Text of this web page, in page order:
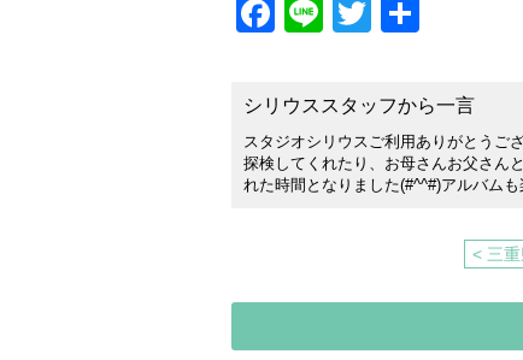
Facebook
LineTwitter
シリウススタッフから一言
スタジオシリウスご利用ありがとうご
探検してくれたり、お母さんお父さん
れた時間となりました(#^^#)アルバム
< 三